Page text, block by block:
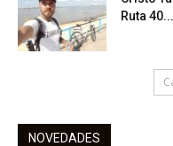
Ruta 40...
NOVEDADES